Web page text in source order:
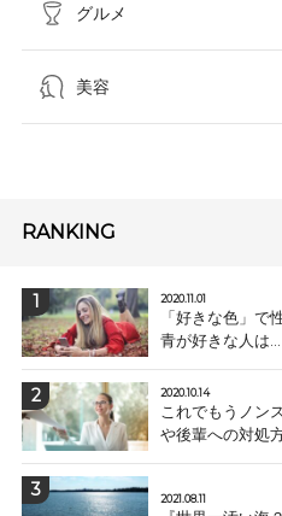
グルメ
美容
RANKING
2020.11.01
「好きな色」で
青が好きな人は...
2020.10.14
これでもうノン
や後輩への対処
2021.08.11